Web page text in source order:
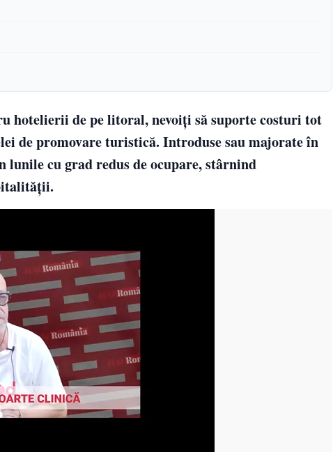
hotelierii de pe litoral, nevoiți să suporte costuri tot
de promovare turistică. Introduse sau majorate în
lunile cu grad redus de ocupare, stârnind